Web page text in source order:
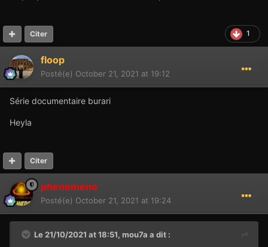
1
Citer
floop
Posté(e) October 21, 2021 at 19:12
Série documentaire burari
Heyla
Citer
phenomeno
Posté(e) October 21, 2021 at 19:24
Le 21/10/2021 at 18:51, mou7a a dit :